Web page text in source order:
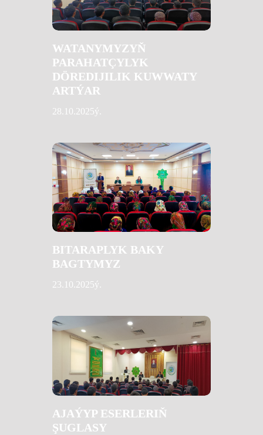
WATANYMYZYŇ
PARAHATÇYLYK
DÖREDIJILIK KUWWATY
ARTÝAR
28.10.2025ý.
BITARAPLYK BAKY
BAGTYMYZ
23.10.2025ý.
AJAÝYP ESERLERIŇ
ŞUGLASY